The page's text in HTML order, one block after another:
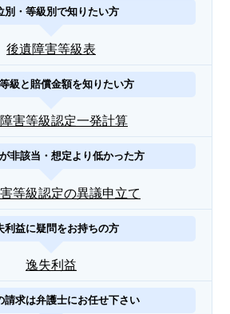
別・等級別で知りたい方
後遺障害等級表
級と賠償金額を知りたい方
害等級認定一発計算
非該当・想定より低かった方
等級認定の異議申立て
利益に疑問をお持ちの方
逸失利益
請求は弁護士にお任せ下さい